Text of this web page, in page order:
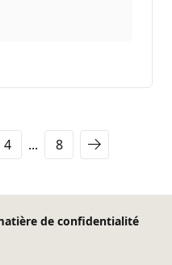
4 ... 8
de confidentialité